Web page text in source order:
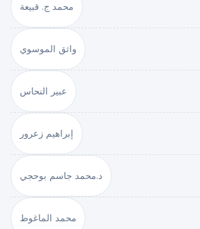
محمد ج. قبيعة
واثق الموسوي
عبير النحاس
إبراهيم زعرور
د.محمد جاسم بوحجي
محمد الماغوط